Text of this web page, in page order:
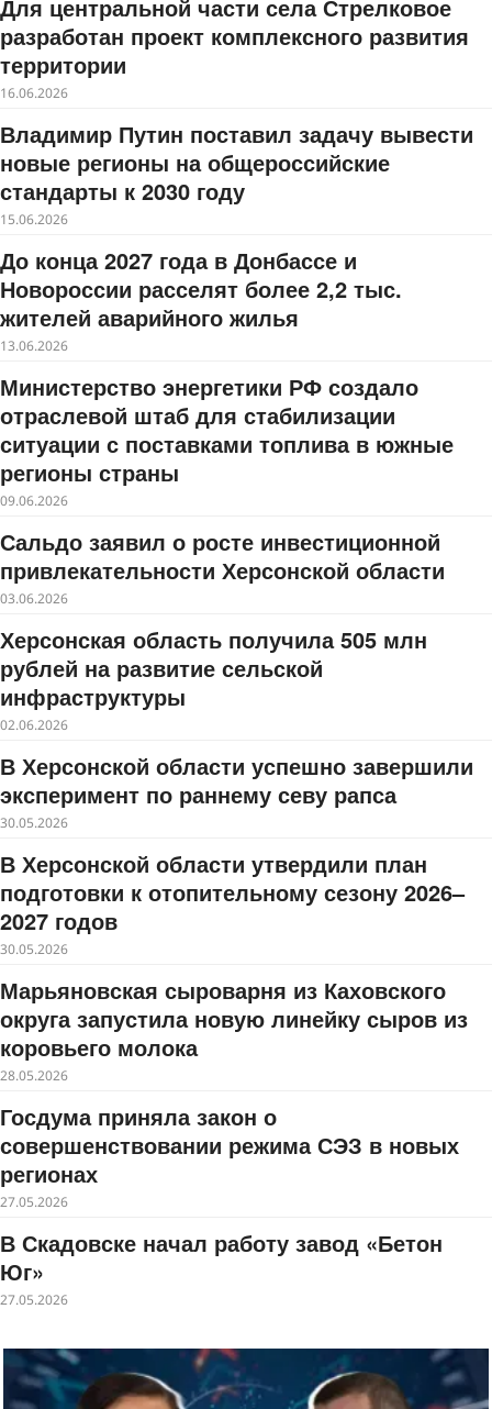
Для центральной части села Стрелковое
разработан проект комплексного развития
территории
16.06.2026
Владимир Путин поставил задачу вывести
новые регионы на общероссийские
стандарты к 2030 году
15.06.2026
До конца 2027 года в Донбассе и
Новороссии расселят более 2,2 тыс.
жителей аварийного жилья
13.06.2026
Министерство энергетики РФ создало
отраслевой штаб для стабилизации
ситуации с поставками топлива в южные
регионы страны
09.06.2026
Сальдо заявил о росте инвестиционной
привлекательности Херсонской области
03.06.2026
Херсонская область получила 505 млн
рублей на развитие сельской
инфраструктуры
02.06.2026
В Херсонской области успешно завершили
эксперимент по раннему севу рапса
30.05.2026
В Херсонской области утвердили план
подготовки к отопительному сезону 2026–
2027 годов
30.05.2026
Марьяновская сыроварня из Каховского
округа запустила новую линейку сыров из
коровьего молока
28.05.2026
Госдума приняла закон о
совершенствовании режима СЭЗ в новых
регионах
27.05.2026
В Скадовске начал работу завод «Бетон
Юг»
27.05.2026